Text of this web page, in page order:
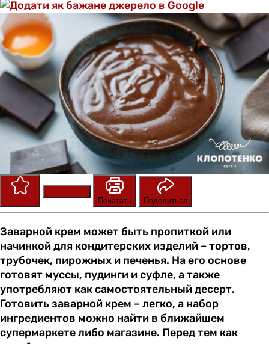
Печатать
Поделиться
Заварной крем может быть пропиткой или
начинкой для кондитерских изделий – тортов,
трубочек, пирожных и печенья. На его основе
готовят муссы, пудинги и суфле, а также
употребляют как самостоятельный десерт.
Готовить заварной крем – легко, а набор
ингредиентов можно найти в ближайшем
супермаркете либо магазине. Перед тем как